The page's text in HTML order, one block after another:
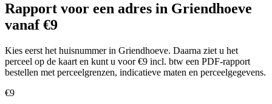
Rapport voor een adres in Griendhoeve
vanaf €9
Kies eerst het huisnummer in Griendhoeve. Daarna ziet u het
perceel op de kaart en kunt u voor €9 incl. btw een PDF-rapport
bestellen met perceelgrenzen, indicatieve maten en perceelgegevens.
€9